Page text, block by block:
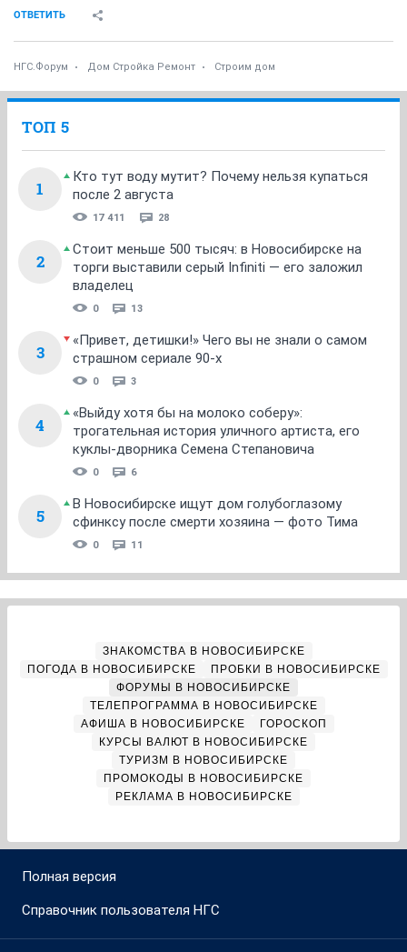
ОТВЕТИТЬ
НГС.Форум Дом Стройка Ремонт Строим дом
ТОП 5
1
Кто тут воду мутит? Почему нельзя купаться
после 2 августа
17 411 28
2
Стоит меньше 500 тысяч: в Новосибирске на
торги выставили серый Infiniti — его заложил
владелец
0 13
3
«Привет, детишки!» Чего вы не знали о самом
страшном сериале 90-х
0 3
4
«Выйду хотя бы на молоко соберу»:
трогательная история уличного артиста, его
куклы-дворника Семена Степановича
0 6
5
В Новосибирске ищут дом голубоглазому
сфинксу после смерти хозяина — фото Тима
0 11
ЗНАКОМСТВА В НОВОСИБИРСКЕ
ПОГОДА В НОВОСИБИРСКЕ
ПРОБКИ В НОВОСИБИРСКЕ
ФОРУМЫ В НОВОСИБИРСКЕ
ТЕЛЕПРОГРАММА В НОВОСИБИРСКЕ
АФИША В НОВОСИБИРСКЕ
ГОРОСКОП
КУРСЫ ВАЛЮТ В НОВОСИБИРСКЕ
ТУРИЗМ В НОВОСИБИРСКЕ
ПРОМОКОДЫ В НОВОСИБИРСКЕ
РЕКЛАМА В НОВОСИБИРСКЕ
Полная версия
Справочник пользователя НГС